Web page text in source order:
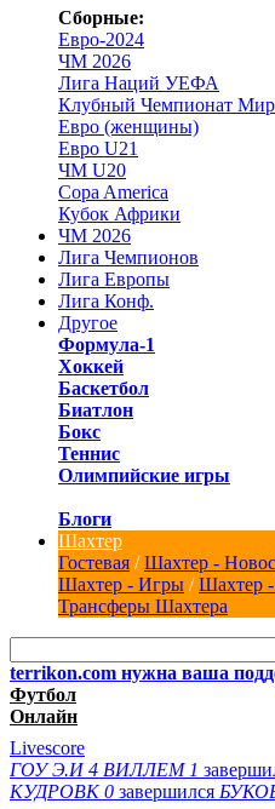
Сборные:
Евро-2024
ЧМ 2026
Лига Наций УЕФА
Клубный Чемпионат
Евро (женщины)
Евро U21
ЧМ U20
Copa America
Кубок Африки
ЧМ 2026
Лига Чемпионов
Лига Европы
Лига Конф.
Другое
Формула-1
Хоккей
Баскетбол
Биатлон
Бокс
Теннис
Олимпийские игры
Блоги
Шахтер
Гостевая /Шахтер -
Шахтер - Игры /Шахтер -
Трансферы Шахтера
terrikon.com нужна ваша
Футбол
Онлайн
Livescore
ГОУ Э.И 4 ВИЛЛЕМ 1
КУДРОВК 0 завершился